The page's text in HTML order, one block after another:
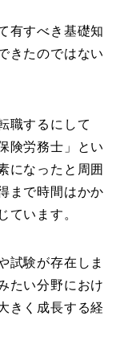
有すべき基礎知
きたのではない
職するにして
険労務士」とい
になったと周囲
まで時間はかか
ています。
試験が存在しま
たい分野におけ
きく成長する経